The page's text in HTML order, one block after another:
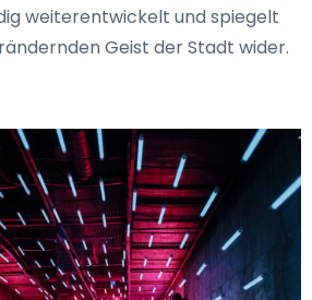
weiterentwickelt und spiegelt
Geist der Stadt wider.